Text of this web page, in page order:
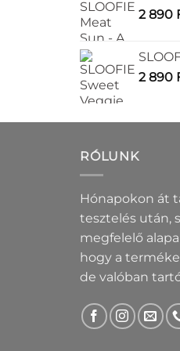
2 890
2 890
RÓLUNK
Hónapokon át
tesztelés után,
megfelelő
hogy a
de valóban